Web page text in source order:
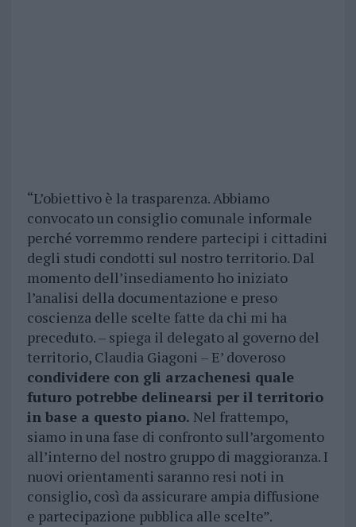
“L’obiettivo è la trasparenza. Abbiamo
convocato un consiglio comunale informale
perché vorremmo rendere partecipi i cittadini
degli studi condotti sul nostro territorio. Dal
momento dell’insediamento ho iniziato
l’analisi della documentazione e preso
coscienza delle scelte fatte da chi mi ha
preceduto. – spiega il delegato al governo del
territorio, Claudia Giagoni – E’ doveroso
condividere con gli arzachenesi quale
futuro potrebbe delinearsi per il territorio
in base a questo piano. Nel frattempo,
siamo in una fase di confronto sull’argomento
all’interno del nostro gruppo di maggioranza. I
nuovi orientamenti saranno resi noti in
consiglio, così da assicurare ampia diffusione
e partecipazione pubblica alle scelte”.